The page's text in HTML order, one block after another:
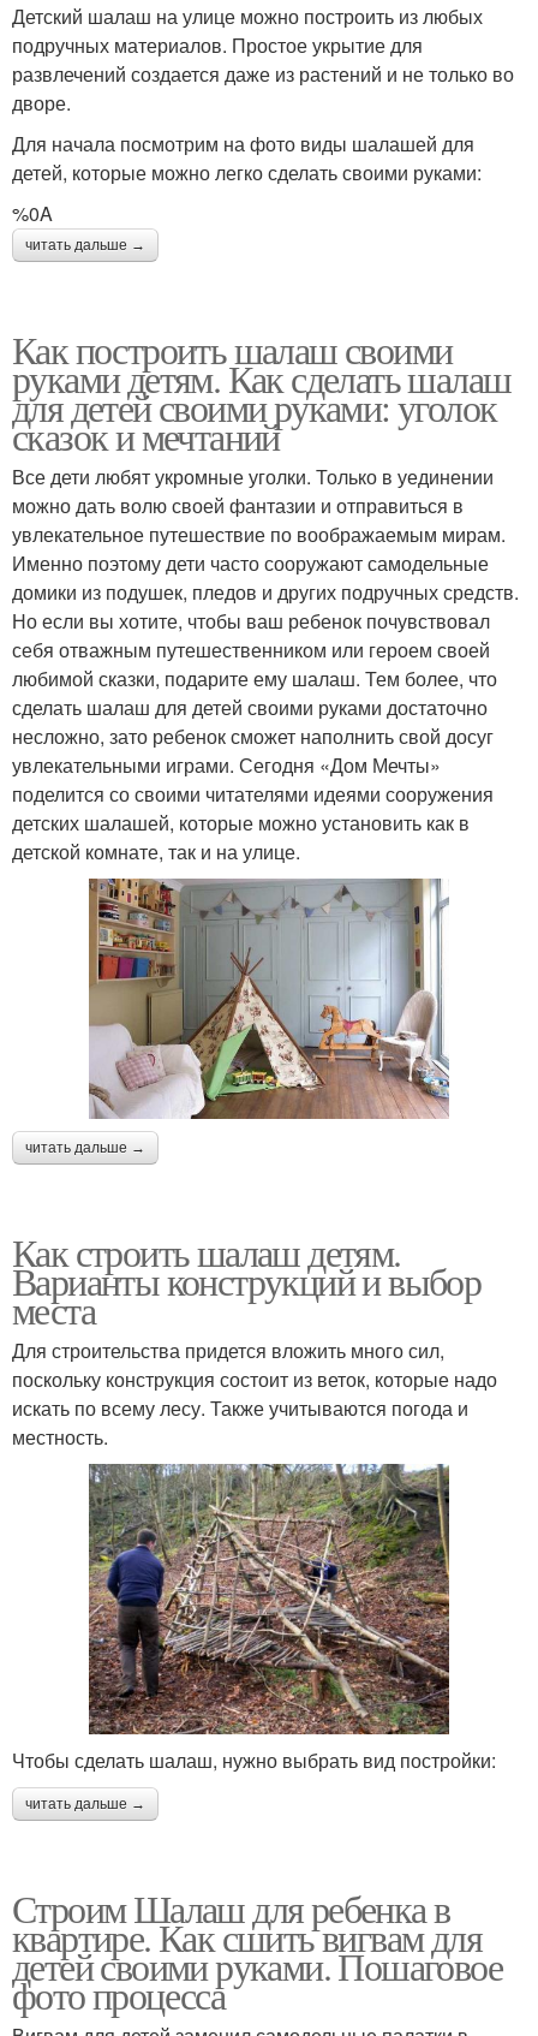
Детский шалаш на улице можно построить из любых
подручных материалов. Простое укрытие для
развлечений создается даже из растений и не только во
дворе.
Для начала посмотрим на фото виды шалашей для
детей, которые можно легко сделать своими руками:
%0A
читать дальше →
Как построить шалаш своими
руками детям. Как сделать шалаш
для детей своими руками: уголок
сказок и мечтаний
Все дети любят укромные уголки. Только в уединении
можно дать волю своей фантазии и отправиться в
увлекательное путешествие по воображаемым мирам.
Именно поэтому дети часто сооружают самодельные
домики из подушек, пледов и других подручных средств.
Но если вы хотите, чтобы ваш ребенок почувствовал
себя отважным путешественником или героем своей
любимой сказки, подарите ему шалаш. Тем более, что
сделать шалаш для детей своими руками достаточно
несложно, зато ребенок сможет наполнить свой досуг
увлекательными играми. Сегодня «Дом Мечты»
поделится со своими читателями идеями сооружения
детских шалашей, которые можно установить как в
детской комнате, так и на улице.
читать дальше →
Как строить шалаш детям.
Варианты конструкций и выбор
места
Для строительства придется вложить много сил,
поскольку конструкция состоит из веток, которые надо
искать по всему лесу. Также учитываются погода и
местность.
Чтобы сделать шалаш, нужно выбрать вид постройки:
читать дальше →
Строим Шалаш для ребенка в
квартире. Как сшить вигвам для
детей своими руками. Пошаговое
фото процесса